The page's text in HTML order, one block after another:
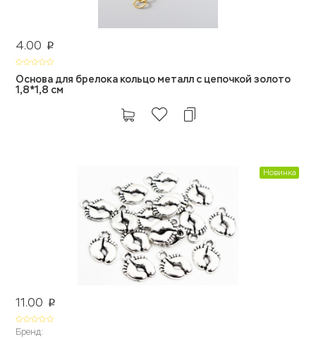
4.00 p
Основа для брелока кольцо металл с цепочкой золото
1,8*1,8 см
Новинка
11.00 p
Бренд: